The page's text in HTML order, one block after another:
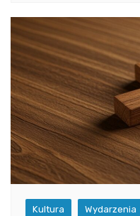
Kultura Wydarzenia